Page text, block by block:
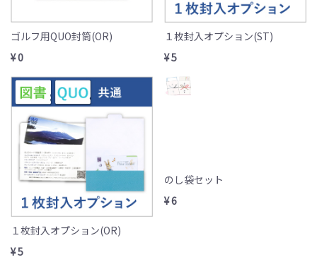
ゴルフ用QUO封筒(OR)
¥ 0
１枚封入オプション(ST)
¥ 5
１枚封入オプション(OR)
¥ 5
のし袋セット
¥ 6